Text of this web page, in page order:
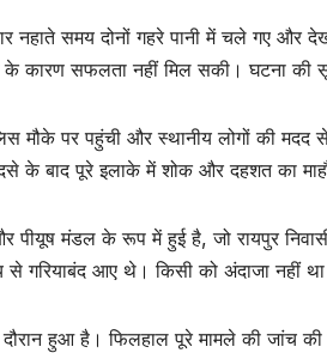
नहाते समय दोनों गहरे पानी में चले गए
के कारण सफलता नहीं मिल सकी। घटना की
मौके पर पहुंची और स्थानीय लोगों की
के बाद पूरे इलाके में शोक और दहशत का
पीयूष मंडल के रूप में हुई है, जो रायपुर
गरियाबंद आए थे। किसी को अंदाजा नहीं था
हुआ है। फिलहाल पूरे मामले की जांच